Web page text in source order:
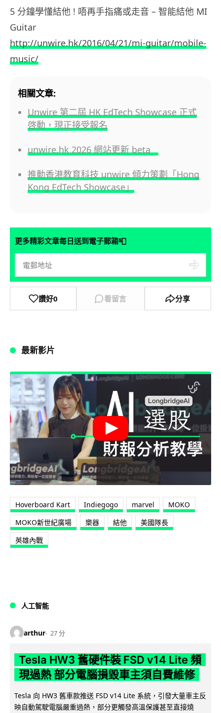
5 分鐘學懂結他 ! 唔再手指痛或走音 – 智能結他 MI
Guitar
http://unwire.hk/2016/04/21/mi-guitar/mobile-
music/
相關文章:
Unwire 第二屆 HK EdTech Showcase 正式
啓動，現正接受報名
unwire.hk 2026 網站更新 beta
推動香港教育科技 unwire 傾力策劃「Hong
Kong EdTech Showcase」
更多精彩文章每日送到電子郵箱📮
讚好0 看留言 分享
最新影片
Hoverboard Kart Indiegogo marvel
MOKO
MOKO新世紀廣場
樂器 結他
美國隊長
英雄內戰
人工智能
arthur 27 分
Tesla HW3 舊硬件裝 FSD v14 Lite 頻
現過熱 部分電腦損毀車主須自費維修
Tesla 向 HW3 舊車款推送 FSD v14 Lite 系統，引發大量車主反
映自動駕駛電腦嚴重過熱，部分更觸發高溫保護甚至直接燒